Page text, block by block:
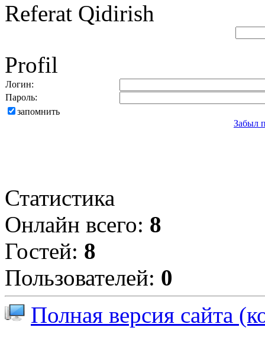
Referat Qidirish
Profil
Логин:
Пароль:
запомнить
Забыл
Статистика
Онлайн всего: 8
Гостей: 8
Пользователей: 0
Полная версия сайта